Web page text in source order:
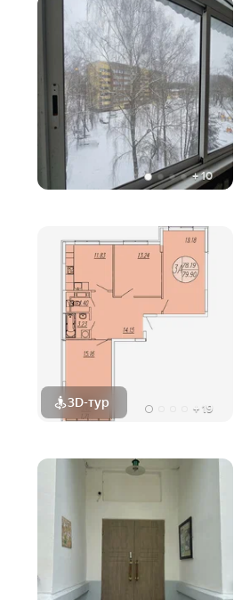
+10
3D-тур + 19